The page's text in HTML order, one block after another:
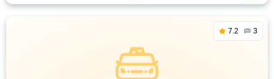
7.2 3